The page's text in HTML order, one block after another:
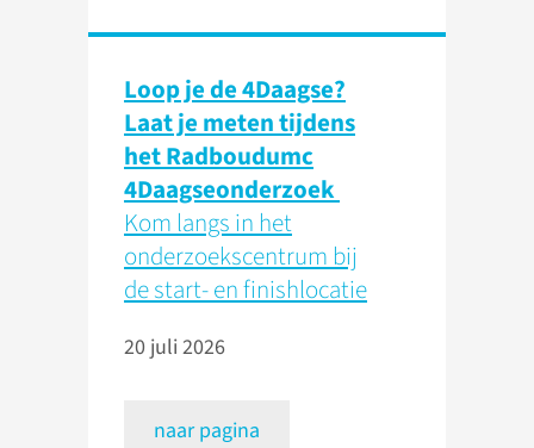
Loop je de 4Daagse?
Laat je meten tijdens
het Radboudumc
4Daagseonderzoek
Kom langs in het
onderzoekscentrum bij
de start- en finishlocatie
20 juli 2026
naar pagina